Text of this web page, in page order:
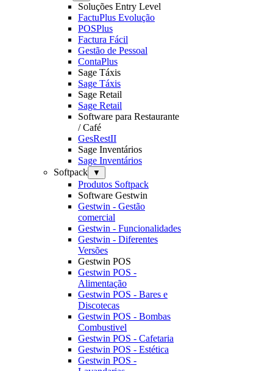
Soluções Entry Level
FactuPlus Evolução
POSPlus
Factura Fácil
Gestão de Pessoal
ContaPlus
Sage Táxis
Sage Táxis
Sage Retail
Sage Retail
Software para Restaurante
/ Café
GesRestII
Sage Inventários
Sage Inventários
Softpack
▼
Produtos Softpack
Software Gestwin
Gestwin - Gestão
comercial
Gestwin - Funcionalidades
Gestwin - Diferentes
Versões
Gestwin POS
Gestwin POS -
Alimentação
Gestwin POS - Bares e
Discotecas
Gestwin POS - Bombas
Combustivel
Gestwin POS - Cafetaria
Gestwin POS - Estética
Gestwin POS -